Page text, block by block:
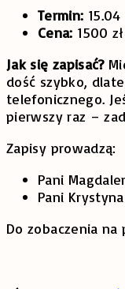
Termin:
Cena: 1500
Jak się zapisać?
dość szybko,
telefonicznego.
pierwszy raz –
Zapisy prowadzą:
Pani
Pani
Do zobaczenia na